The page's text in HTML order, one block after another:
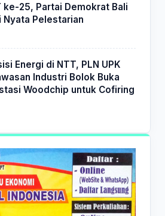
ke-25, Partai Demokrat Bali
Nyata Pelestarian
Energi di NTT, PLN UPK
Industri Bolok Buka
Woodchip untuk Cofiring